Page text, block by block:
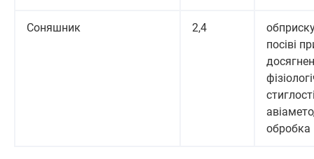
Соняшник 2,4
посіві
обробка